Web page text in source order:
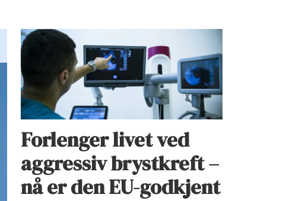
Forlenger livet ved
aggressiv brystkreft –
nå er den EU-godkjent